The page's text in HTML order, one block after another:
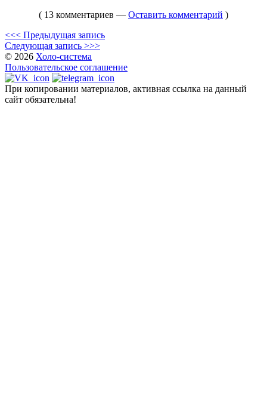
( 13 комментариев — Оставить комментарий )
<<< Предыдущая запись
Следующая запись >>>
© 2026 Холо-система
Пользовательское соглашение
При копировании материалов, активная ссылка на данный
сайт обязательна!